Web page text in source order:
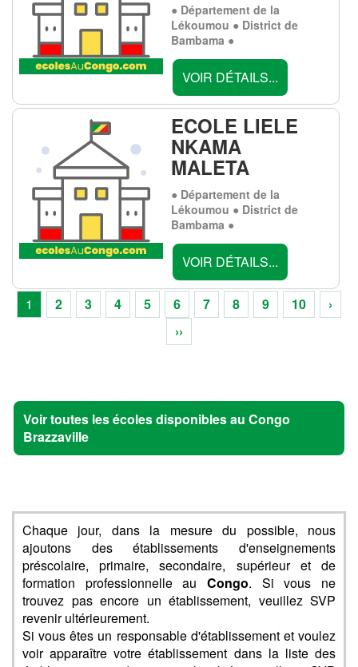
● Département de la
Lékoumou ● District de
Bambama ●
VOIR DÉTAILS...
ECOLE LIELE
NKAMA
MALETA
● Département de la
Lékoumou ● District de
Bambama ●
VOIR DÉTAILS...
1 2 3 4 5 6 7 8 9 10
›
››
Voir toutes les écoles disponibles au Congo
Brazzaville
Chaque jour, dans la mesure du possible, nous
ajoutons des établissements d'enseignements
préscolaire, primaire, secondaire, supérieur et de
formation professionnelle au Congo. Si vous ne
trouvez pas encore un établissement, veuillez SVP
revenir ultérieurement.
Si vous êtes un responsable d'établissement et voulez
voir apparaître votre établissement dans la liste des